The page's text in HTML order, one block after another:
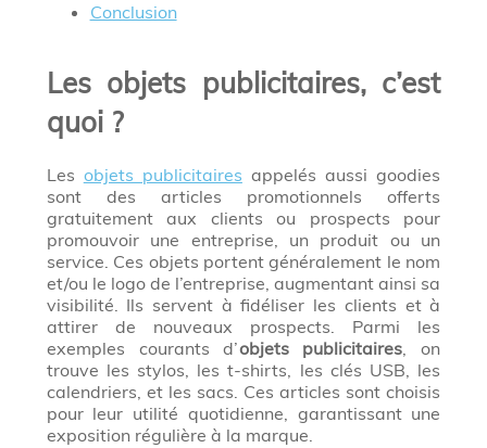
Conclusion
Les objets publicitaires, c’est
quoi ?
Les objets publicitaires appelés aussi goodies
sont des articles promotionnels offerts
gratuitement aux clients ou prospects pour
promouvoir une entreprise, un produit ou un
service. Ces objets portent généralement le nom
et/ou le logo de l’entreprise, augmentant ainsi sa
visibilité. Ils servent à fidéliser les clients et à
attirer de nouveaux prospects. Parmi les
exemples courants d’objets publicitaires, on
trouve les stylos, les t-shirts, les clés USB, les
calendriers, et les sacs. Ces articles sont choisis
pour leur utilité quotidienne, garantissant une
exposition régulière à la marque.